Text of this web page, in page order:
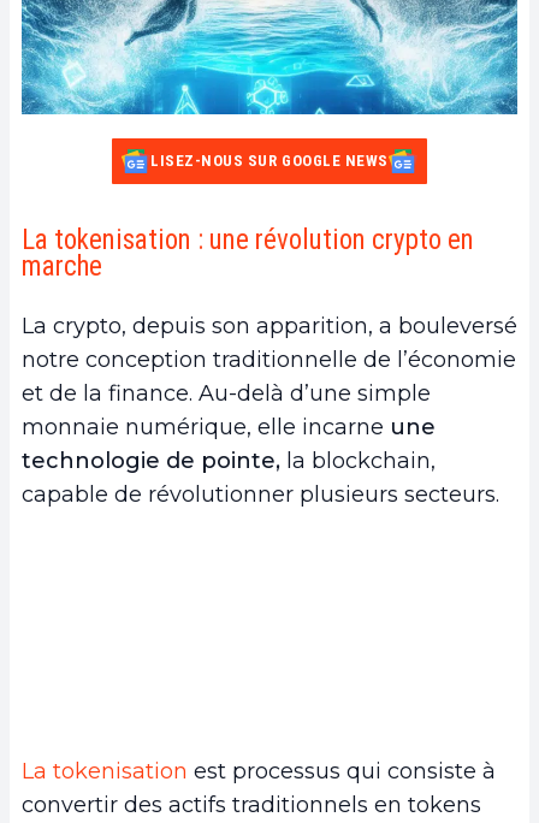
LISEZ-NOUS SUR GOOGLE NEWS
La tokenisation : une révolution crypto en
marche
La crypto, depuis son apparition, a bouleversé
notre conception traditionnelle de l’économie
et de la finance. Au-delà d’une simple
monnaie numérique, elle incarne une
technologie de pointe, la blockchain,
capable de révolutionner plusieurs secteurs.
La tokenisation est processus qui consiste à
convertir des actifs traditionnels en tokens